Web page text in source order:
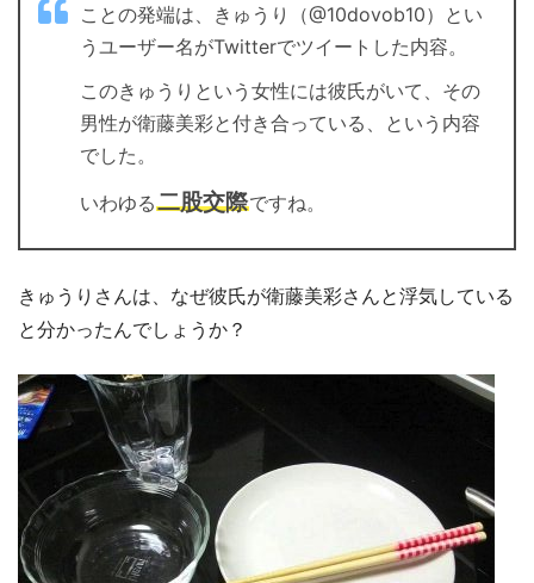
ことの発端は、きゅうり（@10dovob10）とい
うユーザー名がTwitterでツイートした内容。
このきゅうりという女性には彼氏がいて、その
男性が衛藤美彩と付き合っている、という内容
でした。
いわゆる二股交際ですね。
きゅうりさんは、なぜ彼氏が衛藤美彩さんと浮気している
と分かったんでしょうか？